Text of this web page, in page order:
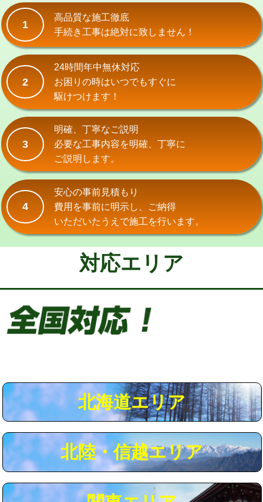
式・ワンホール）)
交換・取付(排水栓・排水トラップ
（P/S/ポップアップ））
22,000円+材料費
交換・取付（その他部品）
持込商品取付（単水栓）
持込商品取付（混合水栓） 16,500円
持込商品取付（浄水器・分岐水栓） 16,500円
給水管工事※（ホール加工)
給水管工事※（バンド止め)
給水管工事※（支持金具設置) 5,500円
給水管工事※（保温材使用（バンド止
め込み）)
5,500円
給水管工事※（土の掘削・埋め戻し作
11,000円
給水管工事※（塩ビ管（VP・HI）使
用/3ｍまで)
給水管工事※（ライニング鋼管・銅
管・ポリ管・HT管使用/3ｍまで)
44,000円
給水管工事※（ライニング鋼管・銅
+8,800円
マス交換（土の掘削・埋め戻し作業） 11,000円~
マス交換（深さ50㎝以上） 66,000円
1
高品質な施工徹底
手続き工事は絶対に致しません！
2
24時間年中無休対応
お困りの時はいつでもすぐに
駆けつけます！
3
明確、丁寧なご説明
必要な工事内容を明確、丁寧に
ご説明します。
4
安心の事前見積もり
費用を事前に明示し、ご納得
いただいたうえで施工を行います。
対応エリア
北海道エリア
北陸・信越エリア